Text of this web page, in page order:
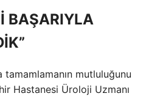
BAŞARIYLA
tamamlamanın mutluluğunu
Hastanesi Üroloji Uzmanı